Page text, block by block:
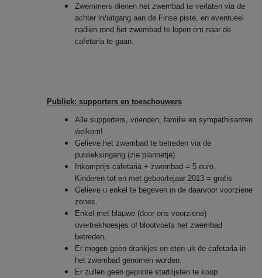
Zwemmers dienen het zwembad te verlaten via de
achter in/uitgang aan de Finse piste, en eventueel
nadien rond het zwembad te lopen om naar de
cafetaria te gaan.
Publiek: supporters en toeschouwers
Alle supporters, vrienden, familie en sympathisanten
welkom!
Gelieve het zwembad te betreden via de
publieksingang (zie plannetje)
Inkomprijs cafetaria + zwembad = 5 euro,
Kinderen tot en met geboortejaar 2013 = gratis
Gelieve u enkel te begeven in de daarvoor voorziene
zones.
Enkel met blauwe (door ons voorziene)
overtrekhoesjes of blootvoets het zwembad
betreden.
Er mogen geen drankjes en eten uit de cafetaria in
het zwembad genomen worden.
Er zullen geen geprinte startlijsten te koop